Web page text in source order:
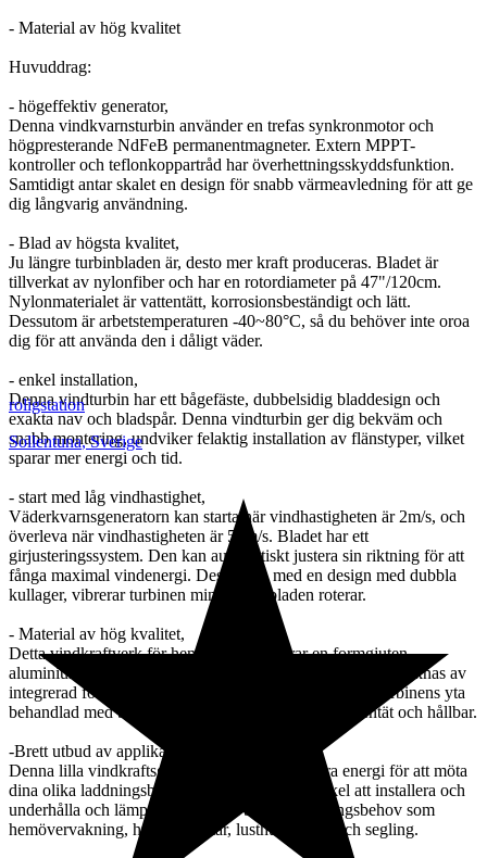
- Material av hög kvalitet
Huvuddrag:
- högeffektiv generator,
Denna vindkvarnsturbin använder en trefas synkronmotor och
högpresterande NdFeB permanentmagneter. Extern MPPT-
kontroller och teflonkoppartråd har överhettningsskyddsfunktion.
Samtidigt antar skalet en design för snabb värmeavledning för att ge
dig långvarig användning.
- Blad av högsta kvalitet,
Ju längre turbinbladen är, desto mer kraft produceras. Bladet är
tillverkat av nylonfiber och har en rotordiameter på 47"/120cm.
Nylonmaterialet är vattentätt, korrosionsbeständigt och lätt.
Dessutom är arbetstemperaturen -40~80°C, så du behöver inte oroa
dig för att använda den i dåligt väder.
- enkel installation,
Denna vindturbin har ett bågefäste, dubbelsidig bladdesign och
exakta nav och bladspår. Denna vindturbin ger dig bekväm och
snabb montering, undviker felaktig installation av flänstyper, vilket
sparar mer energi och tid.
- start med låg vindhastighet,
Väderkvarnsgeneratorn kan starta när vindhastigheten är 2m/s, och
överleva när vindhastigheten är 50m/s. Bladet har ett
girjusteringssystem. Den kan automatiskt justera sin riktning för att
fånga maximal vindenergi. Dessutom, med en design med dubbla
kullager, vibrerar turbinen mindre när bladen roterar.
- Material av hög kvalitet,
Detta vindkraftverk för hemmet kombinerar en formgjuten
aluminiumkropp med en fena av rostfritt stål. Den kännetecknas av
integrerad formning och hög hållfasthet. Dessutom är turbinens yta
behandlad med bakfärg, som är rostskyddande, vattentät och hållbar.
-Brett utbud av applikationer,
Denna lilla vindkraftsgeneratorsats kan generera energi för att möta
dina olika laddningsbehov. Samtidigt är den enkel att installera och
underhålla och lämpar sig mycket bra för laddningsbehov som
hemövervakning, husbilar, båtar, lusthus, hytter och segling.
roligstation
Sollentuna,Sverige